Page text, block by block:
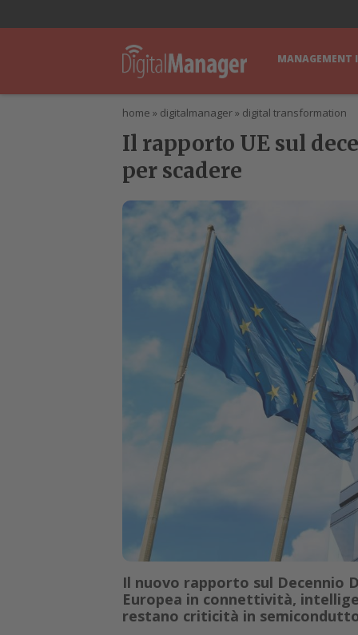
MANAGEMENT
home » digitalmanager» digital transformation
Il rapporto UE sul
per scadere
Il nuovo rapporto sul Decennio
Europea in connettività,
restano criticità in